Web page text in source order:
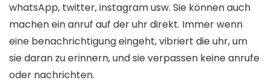
whatsApp, twitter, instagram usw. Sie können auch
machen ein anruf auf der uhr direkt. Immer wenn
eine benachrichtigung eingeht, vibriert die uhr, um
sie daran zu erinnern, und sie verpassen keine anrufe
oder nachrichten.